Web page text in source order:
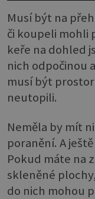
Musí být na
či koupeli mohli
keře na dohled
nich odpočinou
musí být
neutopili.
Neměla by mít
poranění. A
Pokud máte na
skleněné
do nich mohou